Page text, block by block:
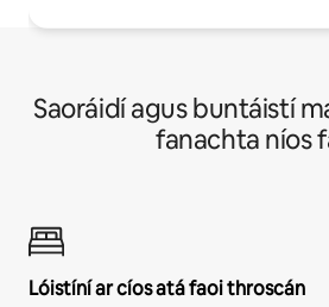
Saoráidí agus buntáistí
fanachta níos
Lóistíní ar cíos atá faoi throscán